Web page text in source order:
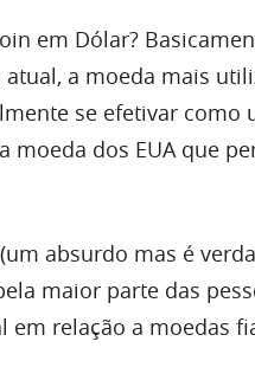
em Dólar?
a moeda mais
se efetivar como
moeda dos EUA que
absurdo mas é
maior parte das
em relação a moedas